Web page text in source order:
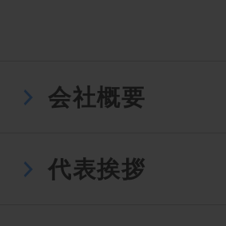
会社概要
代表挨拶